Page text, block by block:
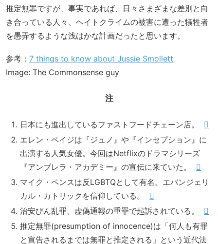
推定無罪ですが、事実であれば、日々さまざまな差別と向
き合っている人々、ヘイトクライムの被害に遭った犠牲者
を愚弄するような浅はかな計画だったと思います。
参考： 7 things to know about Jussie Smollett
Image: The Commonsense guy
注
日本にも進出しているファストフードチェーン店。
エレン・ペイジは『ジュノ』や『インセプション』に
出演する人気女優。今回はNetflixのドラマシリーズ
『アンブレラ・アカデミー』の宣伝に来ていた。
マイク・ペンスは反LGBTQとして有名。エバンジェリ
カル・カトリックを信仰している。
治安びん乱罪、虚偽通報の重罪で起訴されている。
推定無罪(presumption of innocence)は「何人も有罪
と宣告されるまでは無罪と推定される」という近代法